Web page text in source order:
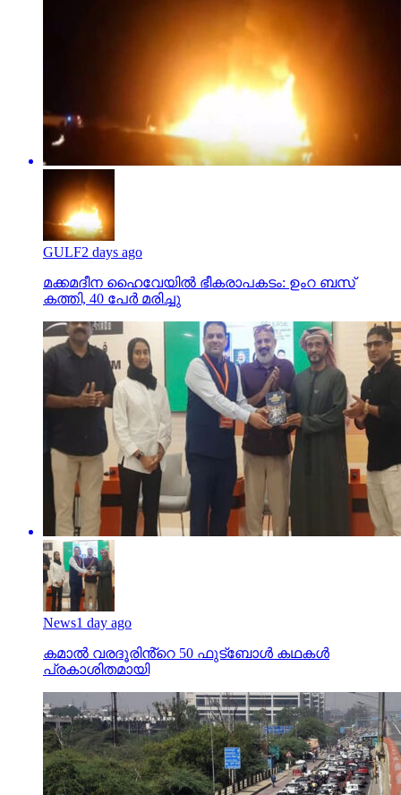
GULF2 days ago
മക്കമദീന ഹൈവേയില്‍ ഭീകരാപകടം: ഉംറ ബസ്
കത്തി, 40 പേര്‍ മരിച്ചു
News1 day ago
കമാൽ വരദൂരിൻ്റെ 50 ഫുട്ബോൾ കഥകൾ
പ്രകാശിതമായി